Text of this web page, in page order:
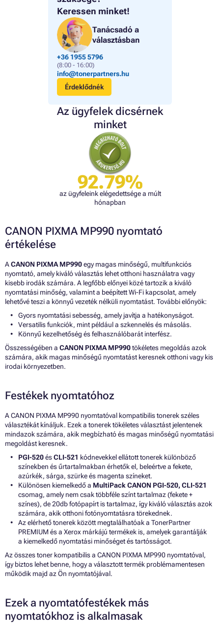
Keressen minket!
Tanácsadó a
választásban
+36 1955 5796
(8:00 - 16:00)
info@tonerpartners.hu
Érdeklődnék
Az ügyfelek dicsérnek
minket
92.79%
az ügyfeleink elégedettsége a múlt
hónapban
CANON PIXMA MP990 nyomtató
értékelése
ACANON PIXMA MP990egy magas minőségű, multifunkciós
nyomtató, amely kiváló választás lehet otthoni használatra vagy
kisebb irodák számára. A legfőbb előnyei közé tartozik a kiváló
nyomtatási minőség, valamint a beépített Wi-Fi kapcsolat, amely
lehetővé teszi a könnyű vezeték nélküli nyomtatást. További előnyök:
Gyors nyomtatási sebesség, amely javítja a hatékonyságot.
Versatilis funkciók, mint például a szkennelés és másolás.
Könnyű kezelhetőség és felhasználóbarát interfész.
Összességében a CANON PIXMA MP990tökéletes megoldás azok
számára, akik magas minőségű nyomtatást keresnek otthoni vagy kis
irodai környezetben.
Festékek nyomtatóhoz
A CANON PIXMA MP990 nyomtatóval kompatibilis tonerek széles
választékát kínáljuk. Ezek a tonerek tökéletes választást jelentenek
mindazok számára, akik megbízható és magas minőségű nyomtatási
megoldást keresnek.
PGI-520ésCLI-521 kódnevekkel ellátott tonerek különböző
színekben és űrtartalmakban érhetők el, beleértve a fekete,
azúrkék, sárga, szürke és magenta színeket.
Különösen kiemelkedő a MultiPack CANON PGI-520, CLI-521
csomag, amely nem csak többféle színt tartalmaz (fekete +
színes), de 20db fotópapírt is tartalmaz, így kiváló választás azok
számára, akik otthoni fotónyomtatásra törekednek.
Az elérhető tonerek között megtalálhatóak a TonerPartner
PREMIUM és a Xerox márkájú termékek is, amelyek garantálják
a kiemelkedő nyomtatási minőséget és tartósságot.
Az összes toner kompatibilis a CANON PIXMA MP990 nyomtatóval,
így biztos lehet benne, hogy a választott termék problémamentesen
működik majd az Ön nyomtatójával.
Ezek a nyomtatófestékek más
nyomtatókhoz is alkalmasak